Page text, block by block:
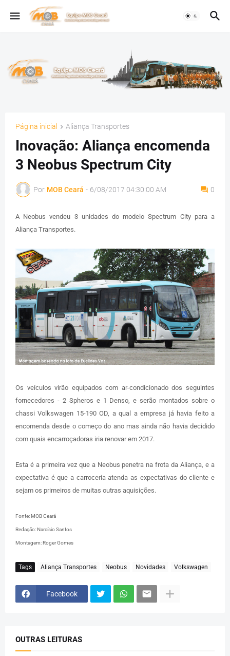
Página inicial Aliança Transportes
Inovação: Aliança encomenda
3 Neobus Spectrum City
Por MOB Ceará - 6/08/2017 04:30:00 AM 0
A Neobus vendeu 3 unidades do modelo Spectrum City para a
Aliança Transportes.
Os veículos virão equipados com ar-condicionado dos seguintes
fornecedores - 2 Spheros e 1 Denso, e serão montados sobre o
chassi Volkswagen 15-190 OD, a qual a empresa já havia feito a
encomenda desde o começo do ano mas ainda não havia decidido
com quais encarroçadoras iria renovar em 2017.
Esta é a primeira vez que a Neobus penetra na frota da Aliança, e a
expectativa é que a carroceria atenda as expectativas do cliente e
sejam os primeiros de muitas outras aquisições.
Fonte: MOB Ceará
Redação: Narcísio Santos
Montagem: Roger Gomes
Tags Aliança Transportes Neobus Novidades Volkswagen
Facebook
OUTRAS LEITURAS